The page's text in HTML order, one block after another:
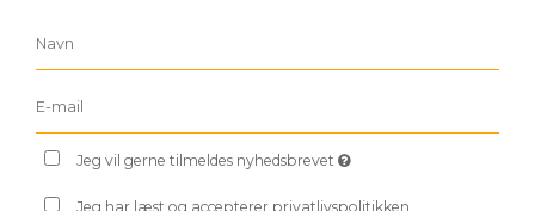
Jeg vil gerne tilmeldes nyhedsbrevet
Jeg har læst og accepterer privatlivspolitikken.